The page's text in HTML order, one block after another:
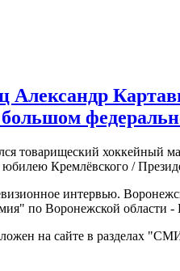
Александр
товарищеский хоккейный
Кремлёвского /
интервью.
по Воронежской области -
на сайте в разделах